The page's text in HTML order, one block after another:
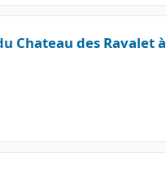
Chateau des Ravalet à